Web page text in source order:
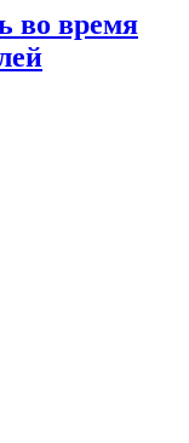
во время